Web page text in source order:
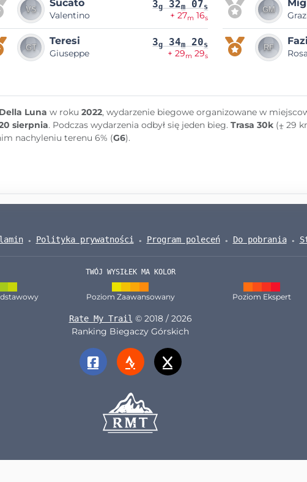
Sucato
Valentino
3g 32m 07s
+ 27m 16s
Teresi
Giuseppe
3g 34m 20s
+ 29m 29s
Luna w roku 2022, wydarzenie biegowe organizowane w
sierpnia. Podczas wydarzenia odbył się jeden bieg. Trasa 30k(⨦ 29
nachyleniu terenu 6% (G6).
Polityka prywatności Program poleceń Do pobrania
TWÓJ WYSIŁEK MA KOLOR
Poziom Zaawansowany Poziom Ekspert
Rate My Trail © 2018 / 2026
Ranking Biegaczy Górskich